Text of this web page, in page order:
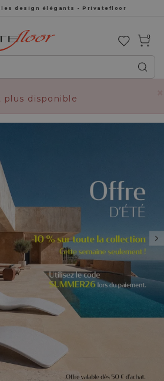
design élégants - Privatefloor
0
disponible